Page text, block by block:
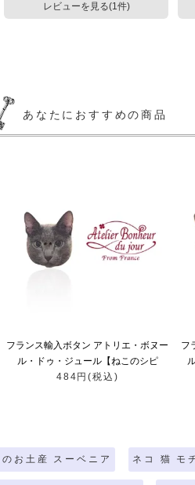
レビューを見る(1件)
あなたにおすすめの商品
フランス輸入ボタン アトリエ・ボヌー
ル・ドゥ・ジュール【ねこのシピ
chipie】
484円(税込)
フ
のお土産 スーベニア ネコ 猫 モ